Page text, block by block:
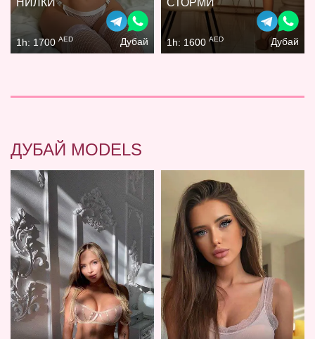
НИЛКИ
1h: 1700 AED Дубай
СТОРМИ
1h: 1600 AED Дубай
ДУБАЙ MODELS